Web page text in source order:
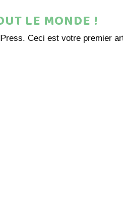
LE MONDE !
Ceci est votre premier